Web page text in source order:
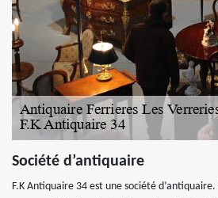
Société d’antiquaire
F.K Antiquaire 34 est une société